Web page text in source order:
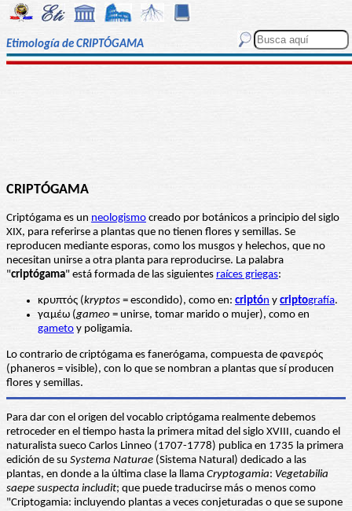
Etimología de CRIPTÓGAMA
CRIPTÓGAMA
Criptógama es un neologismo creado por botánicos a principio del siglo
XIX, para referirse a plantas que no tienen flores y semillas. Se
reproducen mediante esporas, como los musgos y helechos, que no
necesitan unirse a otra planta para reproducirse. La palabra
"criptógama" está formada de las siguientes raíces griegas:
κρυπτός (kryptos = escondido), como en: criptón y criptografía.
γαμέω (gameo = unirse, tomar marido o mujer), como en
gameto y poligamia.
Lo contrario de criptógama es fanerógama, compuesta de φανερός
(phaneros = visible), con lo que se nombran a plantas que sí producen
flores y semillas.
Para dar con el origen del vocablo criptógama realmente debemos
retroceder en el tiempo hasta la primera mitad del siglo XVIII, cuando el
naturalista sueco Carlos Linneo (1707-1778) publica en 1735 la primera
edición de su Systema Naturae (Sistema Natural) dedicado a las
plantas, en donde a la última clase la llama Cryptogamia: Vegetabilia
saepe suspecta includit; que puede traducirse más o menos como
"Criptogamia: incluyendo plantas a veces conjeturadas o que se supone